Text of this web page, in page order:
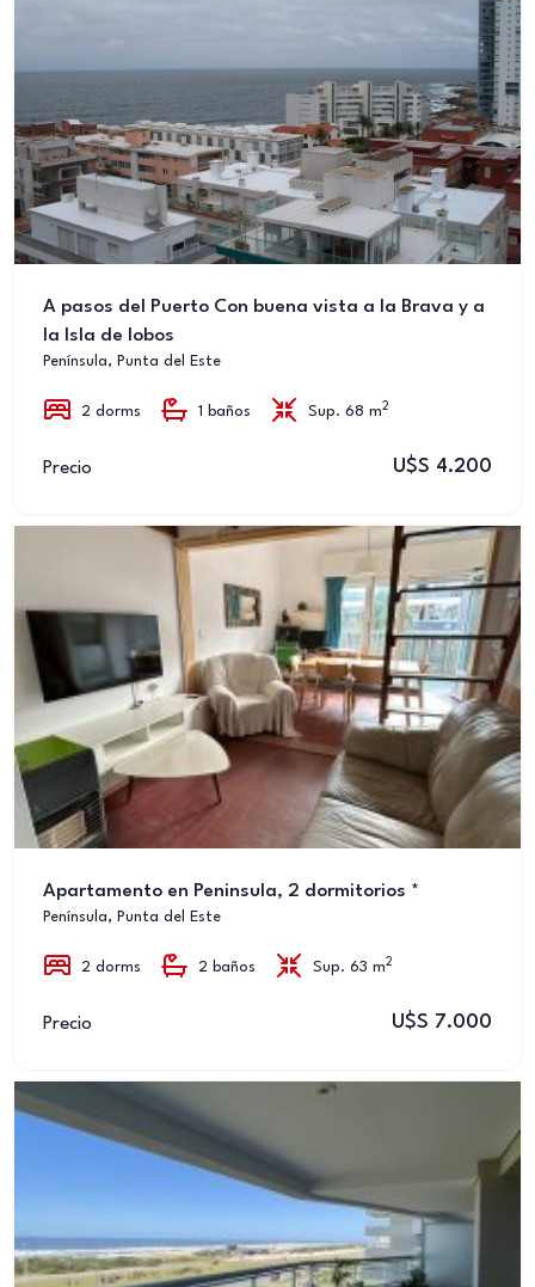
A pasos del Puerto Con buena vista a la Brava y a
la Isla de lobos
Península, Punta del Este
2 dorms 1 baños Sup. 68 m 2
Precio U$S 4.200
Apartamento en Peninsula, 2 dormitorios *
Península, Punta del Este
2 dorms 2 baños Sup. 63 m 2
Precio U$S 7.000